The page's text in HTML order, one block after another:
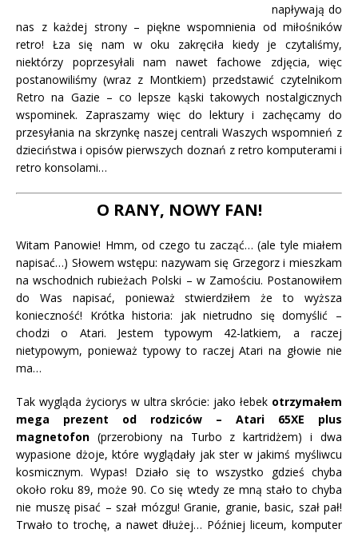
napływają do
nas z każdej strony – piękne wspomnienia od miłośników
retro! Łza się nam w oku zakręciła kiedy je czytaliśmy,
niektórzy poprzesyłali nam nawet fachowe zdjęcia, więc
postanowiliśmy (wraz z Montkiem) przedstawić czytelnikom
Retro na Gazie – co lepsze kąski takowych nostalgicznych
wspominek. Zapraszamy więc do lektury i zachęcamy do
przesyłania na skrzynkę naszej centrali Waszych wspomnień z
dzieciństwa i opisów pierwszych doznań z retro komputerami i
retro konsolami…
O RANY, NOWY FAN!
Witam Panowie! Hmm, od czego tu zacząć… (ale tyle miałem
napisać…) Słowem wstępu: nazywam się Grzegorz i mieszkam
na wschodnich rubieżach Polski – w Zamościu. Postanowiłem
do Was napisać, ponieważ stwierdziłem że to wyższa
konieczność! Krótka historia: jak nietrudno się domyślić –
chodzi o Atari. Jestem typowym 42-latkiem, a raczej
nietypowym, ponieważ typowy to raczej Atari na głowie nie
ma…
Tak wygląda życiorys w ultra skrócie: jako łebek otrzymałem
mega prezent od rodziców – Atari 65XE plus
magnetofon (przerobiony na Turbo z kartridżem) i dwa
wypasione dżoje, które wyglądały jak ster w jakimś myśliwcu
kosmicznym. Wypas! Działo się to wszystko gdzieś chyba
około roku 89, może 90. Co się wtedy ze mną stało to chyba
nie muszę pisać – szał mózgu! Granie, granie, basic, szał pał!
Trwało to trochę, a nawet dłużej… Później liceum, komputer